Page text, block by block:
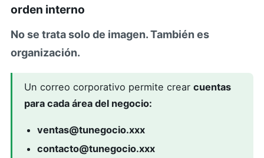
orden interno
No se trata solo de imagen. También es
organización.
Un correo corporativo permite crear cuentas
para cada área del negocio:
ventas@tunegocio.xxx
contacto@tunegocio.xxx